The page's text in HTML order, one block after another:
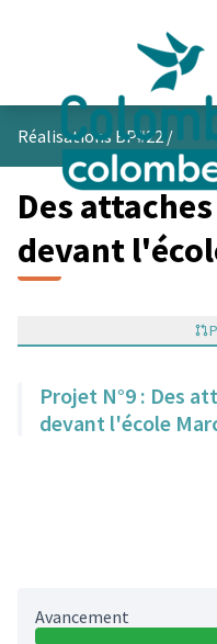
Réalisations BP#22/
Des
devant
Projet N°9 : Des
devant l'école
Avancement